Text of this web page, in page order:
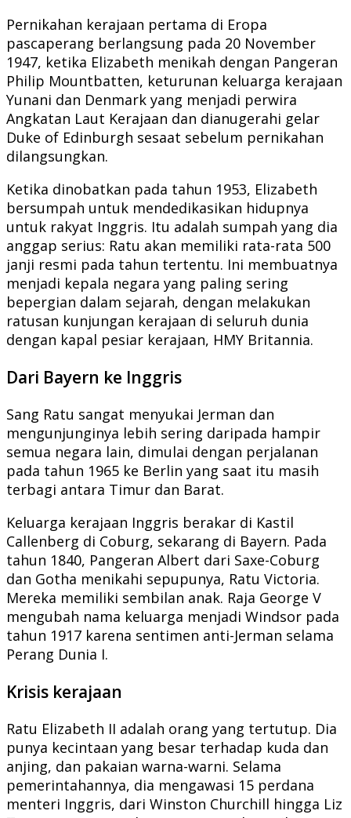
Pernikahan kerajaan pertama di Eropa
pascaperang berlangsung pada 20 November
1947, ketika Elizabeth menikah dengan Pangeran
Philip Mountbatten, keturunan keluarga kerajaan
Yunani dan Denmark yang menjadi perwira
Angkatan Laut Kerajaan dan dianugerahi gelar
Duke of Edinburgh sesaat sebelum pernikahan
dilangsungkan.
Ketika dinobatkan pada tahun 1953, Elizabeth
bersumpah untuk mendedikasikan hidupnya
untuk rakyat Inggris. Itu adalah sumpah yang dia
anggap serius: Ratu akan memiliki rata-rata 500
janji resmi pada tahun tertentu. Ini membuatnya
menjadi kepala negara yang paling sering
bepergian dalam sejarah, dengan melakukan
ratusan kunjungan kerajaan di seluruh dunia
dengan kapal pesiar kerajaan, HMY Britannia.
Dari Bayern ke Inggris
Sang Ratu sangat menyukai Jerman dan
mengunjunginya lebih sering daripada hampir
semua negara lain, dimulai dengan perjalanan
pada tahun 1965 ke Berlin yang saat itu masih
terbagi antara Timur dan Barat.
Keluarga kerajaan Inggris berakar di Kastil
Callenberg di Coburg, sekarang di Bayern. Pada
tahun 1840, Pangeran Albert dari Saxe-Coburg
dan Gotha menikahi sepupunya, Ratu Victoria.
Mereka memiliki sembilan anak. Raja George V
mengubah nama keluarga menjadi Windsor pada
tahun 1917 karena sentimen anti-Jerman selama
Perang Dunia I.
Krisis kerajaan
Ratu Elizabeth II adalah orang yang tertutup. Dia
punya kecintaan yang besar terhadap kuda dan
anjing, dan pakaian warna-warni. Selama
pemerintahannya, dia mengawasi 15 perdana
menteri Inggris, dari Winston Churchill hingga Liz